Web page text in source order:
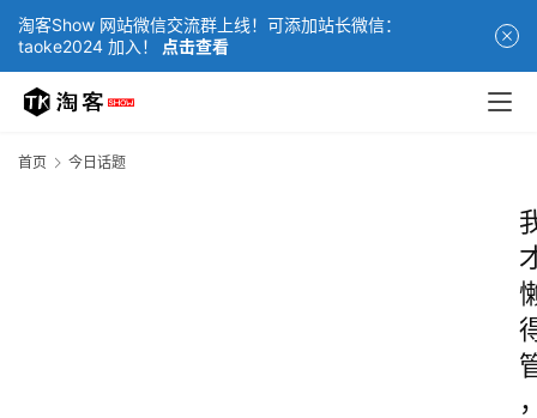
淘客Show 网站微信交流群上线！可添加站长微信：
taoke2024 加入！
点击查看
首页 今日话题